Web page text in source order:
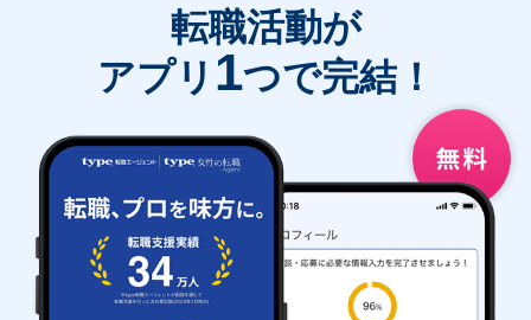
転職活動が
アプリ 1つで完結！